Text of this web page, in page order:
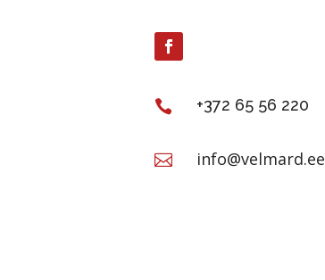
 +372 65 56 220
 info@velmard.ee